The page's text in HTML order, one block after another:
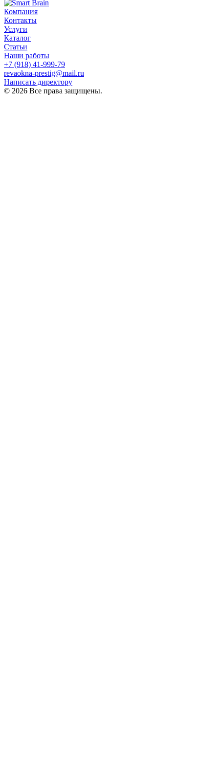
Компания
Контакты
Услуги
Каталог
Статьи
Наши работы
+7 (918) 41-999-79
revaokna-prestig@mail.ru
Написать директору
© 2026 Все права защищены.